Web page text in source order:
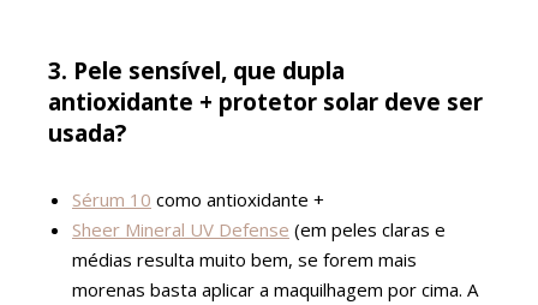
3. Pele sensível, que dupla
antioxidante + protetor solar deve ser
usada?
Sérum 10 como antioxidante +
Sheer Mineral UV Defense (em peles claras e
médias resulta muito bem, se forem mais
morenas basta aplicar a maquilhagem por cima. A